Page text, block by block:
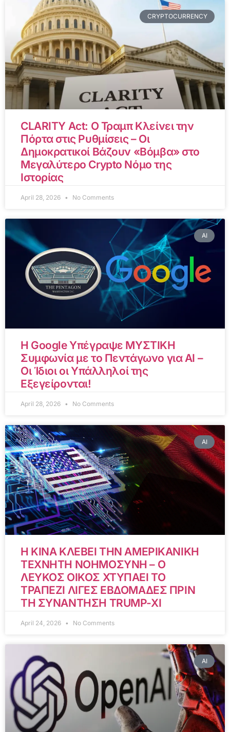
CRYPTOCURRENCY
CLARITY Act: Ο Τραμπ Κλείνει την
Πόρτα στις Ρυθμίσεις – Οι
Δημοκρατικοί Βάζουν «Βόμβα» στο
Μεγαλύτερο Crypto Νόμο της
Ιστορίας
April 28, 2026 No Comments
AI
Η Google Υπέγραψε ΜΥΣΤΙΚΗ
Συμφωνία με το Πεντάγωνο για AI –
Οι Ίδιοι οι Υπάλληλοί της
Εξεγείρονται!
April 28, 2026 No Comments
AI
Η ΚΙΝΑ ΚΛΕΒΕΙ ΤΗΝ ΑΜΕΡΙΚΑΝΙΚΗ
ΤΕΧΝΗΤΗ ΝΟΗΜΟΣΥΝΗ – Ο
ΛΕΥΚΟΣ ΟΙΚΟΣ ΧΤΥΠΑΕΙ ΤΟ
ΤΡΑΠΕΖΙ ΛΙΓΕΣ ΕΒΔΟΜΑΔΕΣ ΠΡΙΝ
ΤΗ ΣΥΝΑΝΤΗΣΗ TRUMP-XI
April 24, 2026 No Comments
AI